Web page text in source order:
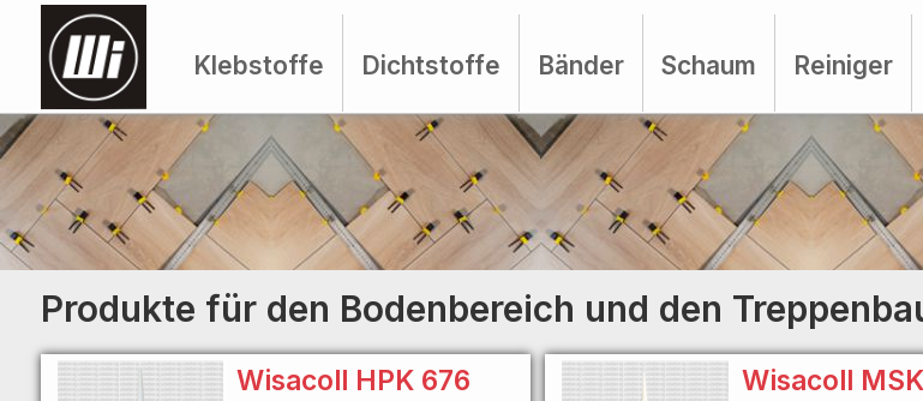
Klebstoffe Dichtstoffe Bänder Schaum Reiniger
Produkte für den Bodenbereich und den
Wisacoll HPK 676 Wisacoll